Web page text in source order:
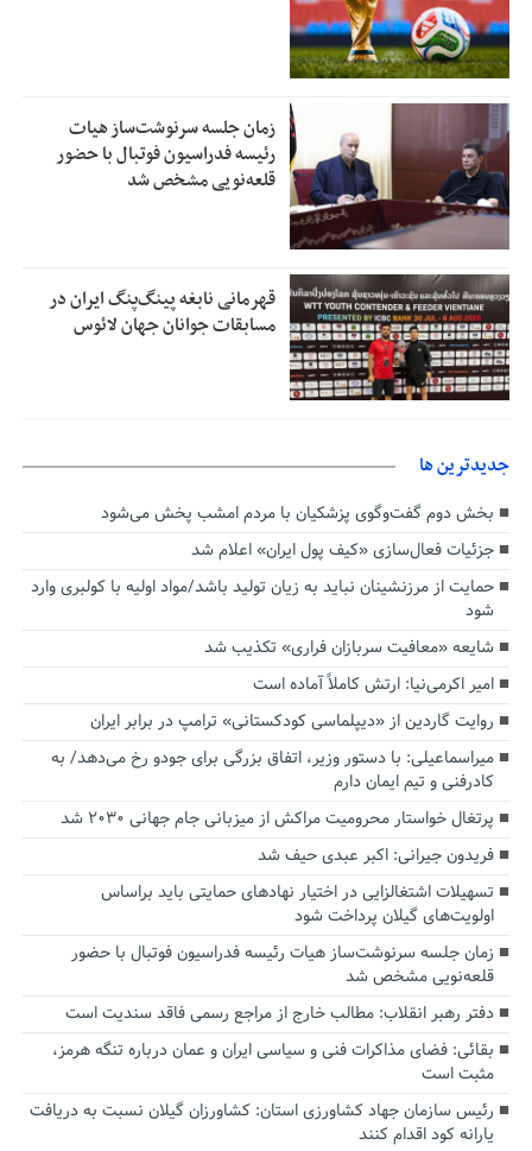
زمان جلسه سرنوشت‌ساز هیات
رئیسه فدراسیون فوتبال با حضور
قلعه‌نویی مشخص شد
قهرمانی نابغه پینگ‌پنگ ایران در
مسابقات جوانان جهان لائوس
جديدترين ها
بخش دوم گفت‌وگوی پزشکیان با مردم امشب پخش می‌شود
جزئیات فعال‌سازی «کیف پول ایران» اعلام شد
حمایت از مرزنشینان نباید به زیان تولید باشد/مواد اولیه با کولبری وارد
شود
شایعه «معافیت سربازان فراری» تکذیب شد
امیر اکرمی‌نیا: ارتش کاملاً آماده است
روایت گاردین از «دیپلماسی کودکستانی» ترامپ در برابر ایران
میراسماعیلی: با دستور وزیر، اتفاق بزرگی برای جودو رخ می‌دهد/ به
کادرفنی و تیم ایمان دارم
پرتغال خواستار محرومیت مراکش از میزبانی جام جهانی ۲۰۳۰ شد
فریدون جیرانی: اکبر عبدی حیف شد
تسهیلات اشتغالزایی در اختیار نهادهای حمایتی باید براساس
اولویت‌های گیلان پرداخت شود
زمان جلسه سرنوشت‌ساز هیات رئیسه فدراسیون فوتبال با حضور
قلعه‌نویی مشخص شد
دفتر رهبر انقلاب: مطالب خارج از مراجع رسمی فاقد سندیت است
بقائی: فضای مذاکرات فنی و سیاسی ایران و عمان درباره تنگه هرمز،
مثبت است
رئیس سازمان جهاد کشاورزی استان: کشاورزان گیلان نسبت به دریافت
یارانه کود اقدام کنند